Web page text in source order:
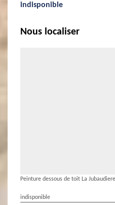
indisponible
Nous localiser
Peinture dessous de toit La Jubaudiere
indisponible